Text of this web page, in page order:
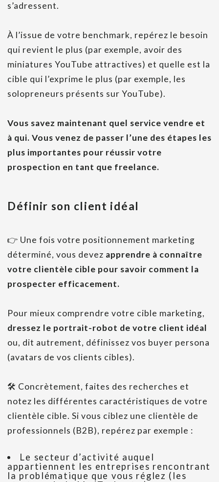
s’adressent.
À l’issue de votre benchmark, repérez le besoin
qui revient le plus (par exemple, avoir des
miniatures YouTube attractives) et quelle est la
cible qui l’exprime le plus (par exemple, les
solopreneurs présents sur YouTube).
Vous savez maintenant quel service vendre et
à qui. Vous venez de passer l’une des étapes les
plus importantes pour réussir votre
prospection en tant que freelance.
Définir son client idéal
👉 Une fois votre positionnement marketing
déterminé, vous devez apprendre à connaître
votre clientèle cible pour savoir comment la
prospecter efficacement.
Pour mieux comprendre votre cible marketing,
dressez le portrait-robot de votre client idéal
ou, dit autrement, définissez vos buyer persona
(avatars de vos clients cibles).
🛠 Concrètement, faites des recherches et
notez les différentes caractéristiques de votre
clientèle cible. Si vous ciblez une clientèle de
professionnels (B2B), repérez par exemple :
Le secteur d’activité auquel
appartiennent les entreprises rencontrant
la problématique que vous réglez (les